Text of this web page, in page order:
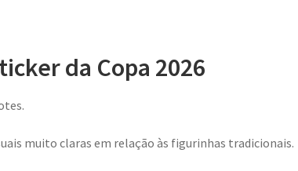
da Copa 2026
muito claras em relação às figurinhas tradicionais.